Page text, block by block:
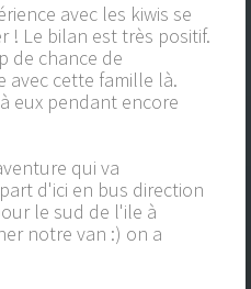
avec les kiwis se
! Le bilan est très positif.
de chance de
avec cette famille là.
eux pendant encore
qui va
d'ici en bus direction
le sud de l'ile à
notre van :) on a